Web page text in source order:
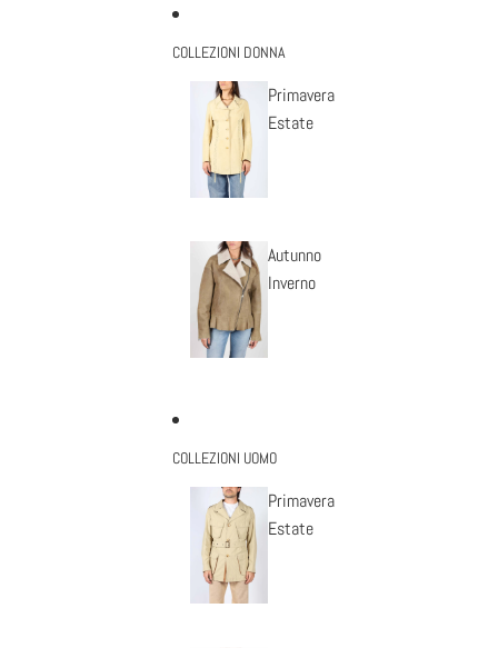
COLLEZIONI DONNA
Primavera
Estate
Autunno
Inverno
COLLEZIONI UOMO
Primavera
Estate